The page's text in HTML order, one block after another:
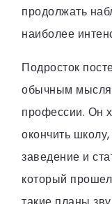
продолжать
наиболее
Подросток
обычным
профессии. Он
окончить
заведение и
который